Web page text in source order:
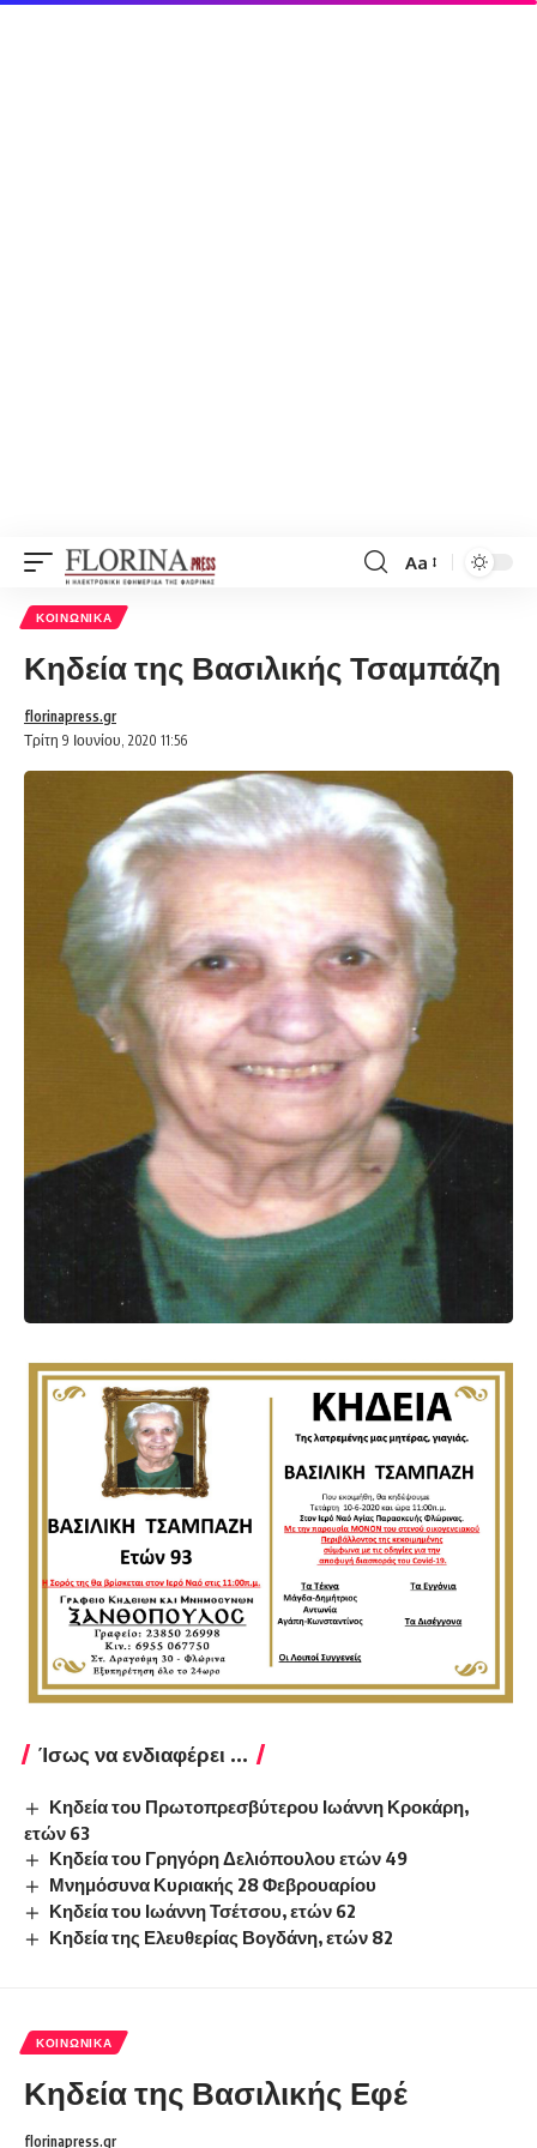
Font
Aa
ΚΟΙΝΩΝΙΚΆ
Κηδεία της Βασιλικής Τσαμπάζη
Τρίτη 9 Ιουνίου, 2020 11:56
florinapress.gr
Ίσως να ενδιαφέρει ...
Κηδεία του Πρωτοπρεσβύτερου Ιωάννη Κροκάρη,
ετών 63
Κηδεία του Γρηγόρη Δελιόπουλου ετών 49
Μνημόσυνα Κυριακής 28 Φεβρουαρίου
Κηδεία του Ιωάννη Τσέτσου, ετών 62
Κηδεία της Ελευθερίας Βογδάνη, ετών 82
ΚΟΙΝΩΝΙΚΆ
Κηδεία της Βασιλικής Εφέ
florinapress.gr